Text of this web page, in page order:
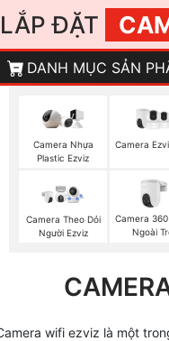
LẮP ĐẶT
DANH MỤC SẢN
Camera Nhựa
Plastic Ezviz
Camera
Camera Theo Dỏi
Người Ezviz
Camera 360
Ngoài
wifi ezviz là một